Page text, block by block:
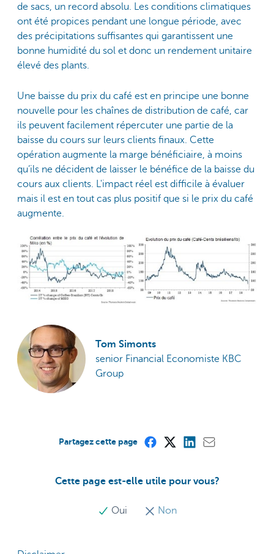
de sacs, un record absolu. Les conditions climatiques
ont été propices pendant une longue période, avec
des précipitations suffisantes qui garantissent une
bonne humidité du sol et donc un rendement unitaire
élevé des plants.
Une baisse du prix du café est en principe une bonne
nouvelle pour les chaînes de distribution de café, car
ils peuvent facilement répercuter une partie de la
baisse du cours sur leurs clients finaux. Cette
opération augmente la marge bénéficiaire, à moins
qu’ils ne décident de laisser le bénéfice de la baisse du
cours aux clients. L'impact réel est difficile à évaluer
mais il est en tout cas plus positif que si le prix du café
augmente.
Tom Simonts
senior Financial Economiste KBC
Group
Cette page est-elle utile pour vous?
Oui Non
Partagez cette page